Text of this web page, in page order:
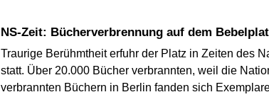
NS-Zeit: Bücherverbrennung auf dem
Traurige Berühmtheit erfuhr der Platz in Zeiten des
statt. Über 20.000 Bücher verbrannten, weil die
verbrannten Büchern in Berlin fanden sich